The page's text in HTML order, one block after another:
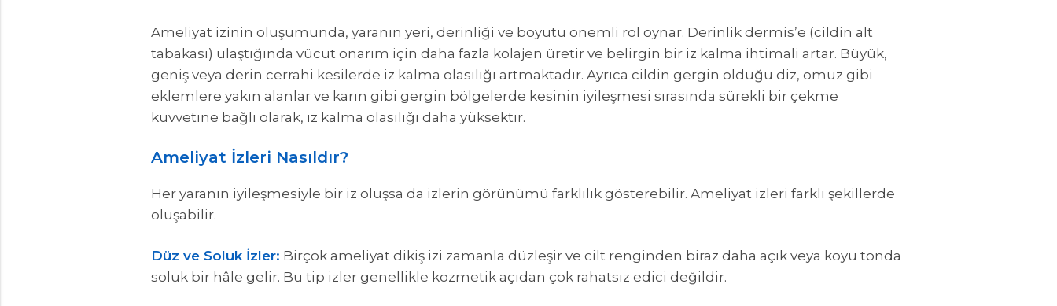
Ameliyat izinin oluşumunda, yaranın yeri, derinliği ve boyutu önemli rol oynar. Derinlik dermis’e (cildin alt
tabakası) ulaştığında vücut onarım için daha fazla kolajen üretir ve belirgin bir iz kalma ihtimali artar. Büyük,
geniş veya derin cerrahi kesilerde iz kalma olasılığı artmaktadır. Ayrıca cildin gergin olduğu diz, omuz gibi
eklemlere yakın alanlar ve karın gibi gergin bölgelerde kesinin iyileşmesi sırasında sürekli bir çekme
kuvvetine bağlı olarak, iz kalma olasılığı daha yüksektir.
Ameliyat İzleri Nasıldır?
Her yaranın iyileşmesiyle bir iz oluşsa da izlerin görünümü farklılık gösterebilir. Ameliyat izleri farklı şekillerde
oluşabilir.
Düz ve Soluk İzler: Birçok ameliyat dikiş izi zamanla düzleşir ve cilt renginden biraz daha açık veya koyu tonda
soluk bir hâle gelir. Bu tip izler genellikle kozmetik açıdan çok rahatsız edici değildir.